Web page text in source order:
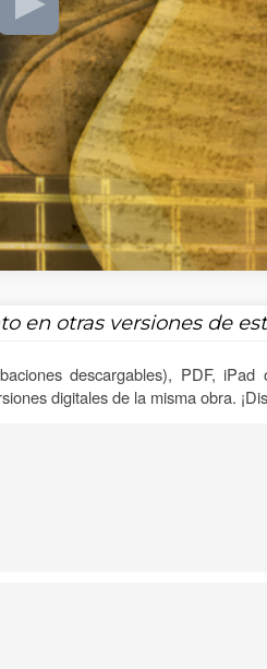
en otras versiones de
descargables), PDF,
digitales de la misma obra.